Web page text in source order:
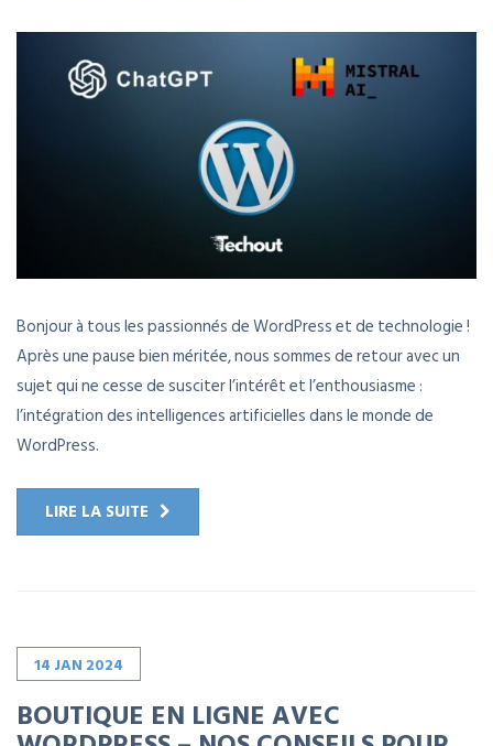
Bonjour à tous les passionnés de WordPress et de technologie !
Après une pause bien méritée, nous sommes de retour avec un
sujet qui ne cesse de susciter l’intérêt et l’enthousiasme :
l’intégration des intelligences artificielles dans le monde de
WordPress.
LIRE LA SUITE
14 JAN 2024
BOUTIQUE EN LIGNE AVEC